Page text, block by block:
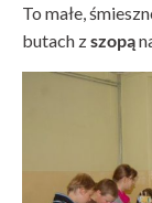
To małe,
butach zszopą